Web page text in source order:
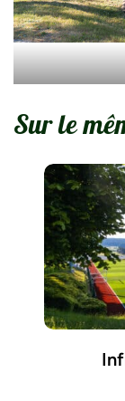
Sur le